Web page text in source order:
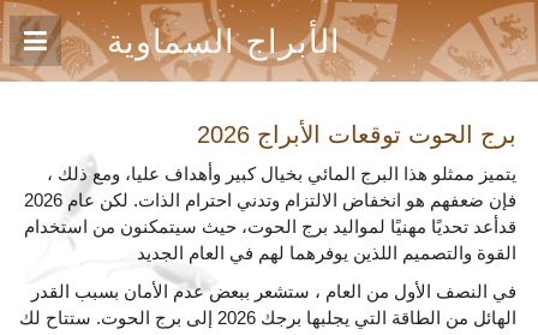
الأبراج السماوية
برج الحوت توقعات الأبراج 2026
يتميز ممثلو هذا البرج المائي بخيال كبير وأهداف عليا، ومع ذلك ،
فإن ضعفهم هو انخفاض الالتزام وتدني احترام الذات. لكن عام 2026
قدأعد تحديًا مهنيًا لمواليد برج الحوت، حيث سيتمكنون من استخدام
القوة والتصميم اللذين يوفرهما لهم في العام الجديد
في النصف الأول من العام ، ستشعر ببعض عدم الأمان بسبب القدر
الهائل من الطاقة التي يجلبها برجك 2026 إلى برج الحوت. ستتاح لك